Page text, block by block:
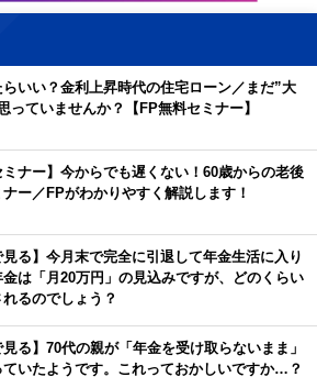
らいい？金利上昇時代の住宅ローン／まだ”大
っていませんか？【FP無料セミナー】
ミナー】今からでも遅くない！60歳からの老後
ナー／FPがわかりやすく解説します！
見る】今月末で完全に引退して年金生活に入り
金は「月20万円」の見込みですが、どのくらい
れるのでしょう？
見る】70代の親が「年金を受け取らないまま」
ていたようです。これっておかしいですか…？